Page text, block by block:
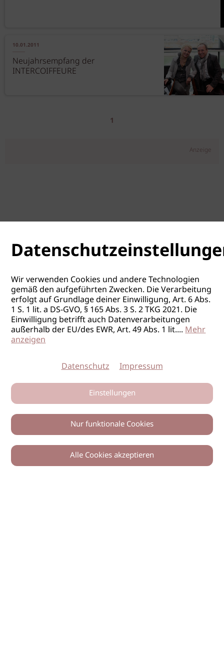
10.01.2011
Neujahrsempfang der
INTERCOIFFEURE
1
Anzeige
Wir verwenden Cookies und andere Technologien
gemäß den aufgeführten Zwecken. Die Verarbeitung
erfolgt auf Grundlage deiner Einwilligung, Art. 6 Abs.
1 S. 1 lit. a DS-GVO, § 165 Abs. 3 S. 2 TKG 2021. Die
Einwilligung betrifft auch Datenverarbeitungen
außerhalb der EU/des EWR, Art. 49 Abs. 1 lit....Mehr
anzeigen
Datenschutz Impressum
Einstellungen
Nur funktionale Cookies
Alle Cookies akzeptieren